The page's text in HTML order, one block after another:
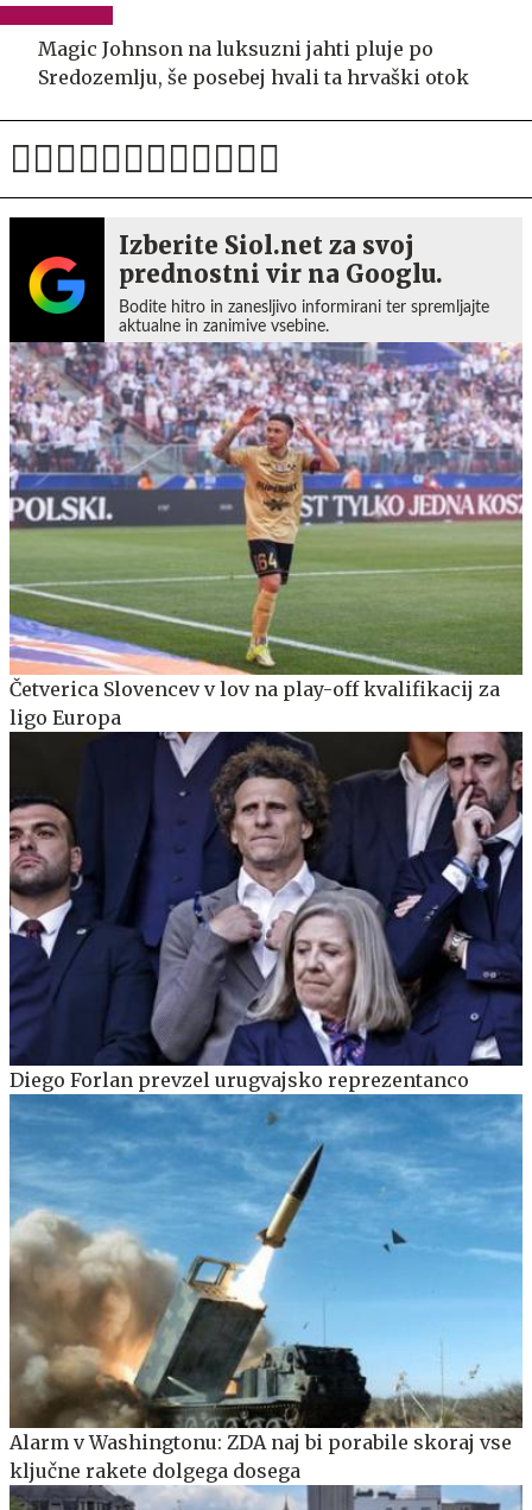
Magic Johnson na luksuzni jahti pluje po
Sredozemlju, še posebej hvali ta hrvaški otok
Izberite Siol.net za svoj
prednostni vir na Googlu.
Bodite hitro in zanesljivo informirani ter spremljajte
aktualne in zanimive vsebine.
Četverica Slovencev v lov na play-off kvalifikacij za
ligo Europa
Diego Forlan prevzel urugvajsko reprezentanco
Alarm v Washingtonu: ZDA naj bi porabile skoraj vse
ključne rakete dolgega dosega